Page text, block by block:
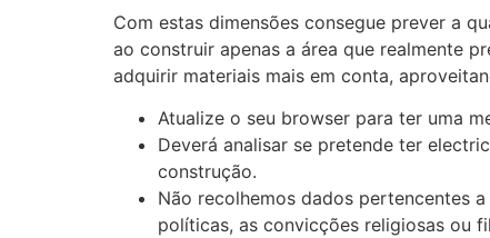
Com estas dimensões consegue prever a
ao construir apenas a área que realmente
adquirir materiais mais em conta,
Atualize o seu browser para ter uma
Deverá analisar se pretende ter
construção.
Não recolhemos dados pertencentes
políticas, as convicções religiosas ou